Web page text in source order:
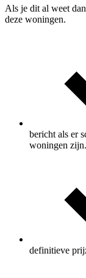
Als je dit al weet
deze woningen.
bericht als er
woningen zijn.
definitieve